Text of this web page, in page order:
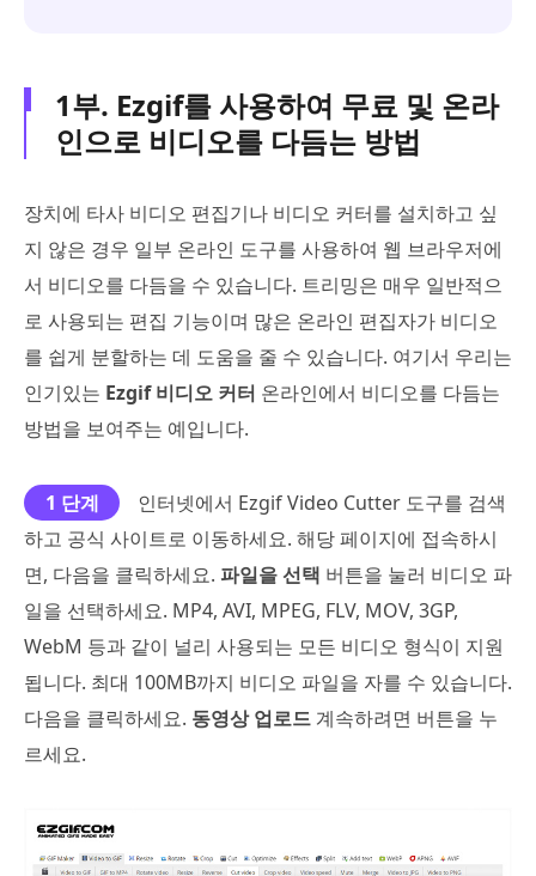
1부. Ezgif를 사용하여 무료 및 온라
인으로 비디오를 다듬는 방법
장치에 타사 비디오 편집기나 비디오 커터를 설치하고 싶
지 않은 경우 일부 온라인 도구를 사용하여 웹 브라우저에
서 비디오를 다듬을 수 있습니다. 트리밍은 매우 일반적으
로 사용되는 편집 기능이며 많은 온라인 편집자가 비디오
를 쉽게 분할하는 데 도움을 줄 수 있습니다. 여기서 우리는
인기있는 Ezgif 비디오 커터 온라인에서 비디오를 다듬는
방법을 보여주는 예입니다.
1 단계
인터넷에서 Ezgif Video Cutter 도구를 검색
하고 공식 사이트로 이동하세요. 해당 페이지에 접속하시
면, 다음을 클릭하세요. 파일을 선택 버튼을 눌러 비디오 파
일을 선택하세요. MP4, AVI, MPEG, FLV, MOV, 3GP,
WebM 등과 같이 널리 사용되는 모든 비디오 형식이 지원
됩니다. 최대 100MB까지 비디오 파일을 자를 수 있습니다.
다음을 클릭하세요. 동영상 업로드 계속하려면 버튼을 누
르세요.